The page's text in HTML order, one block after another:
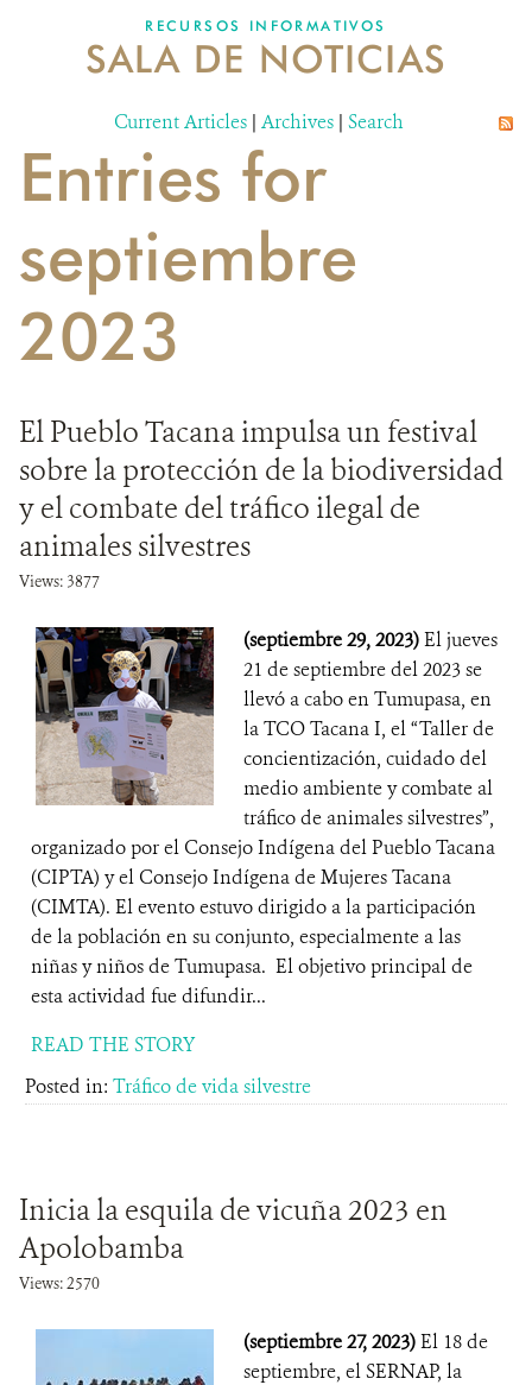
NOSOTROS
DONA
RECURSOS INFORMATIVOS
SALA DE NOTICIAS
Current Articles | Archives | Search
Entries for
septiembre
2023
El Pueblo Tacana impulsa un festival
sobre la protección de la biodiversidad
y el combate del tráfico ilegal de
animales silvestres
Views: 3877
(septiembre 29, 2023)El jueves
21 de septiembre del 2023 se
llevó a cabo en Tumupasa, en
la TCO Tacana I, el “Taller de
concientización, cuidado del
medio ambiente y combate al
tráfico de animales silvestres”,
organizado por el Consejo Indígena del Pueblo Tacana
(CIPTA) y el Consejo Indígena de Mujeres Tacana
(CIMTA). El evento estuvo dirigido a la participación
de la población en su conjunto, especialmente a las
niñas y niños de Tumupasa. El objetivo principal de
esta actividad fue difundir...
READ THE STORY
Posted in: Tráfico de vida silvestre
Inicia la esquila de vicuña 2023 en
Apolobamba
Views: 2570
(septiembre 27, 2023)El 18 de
septiembre, el SERNAP, la